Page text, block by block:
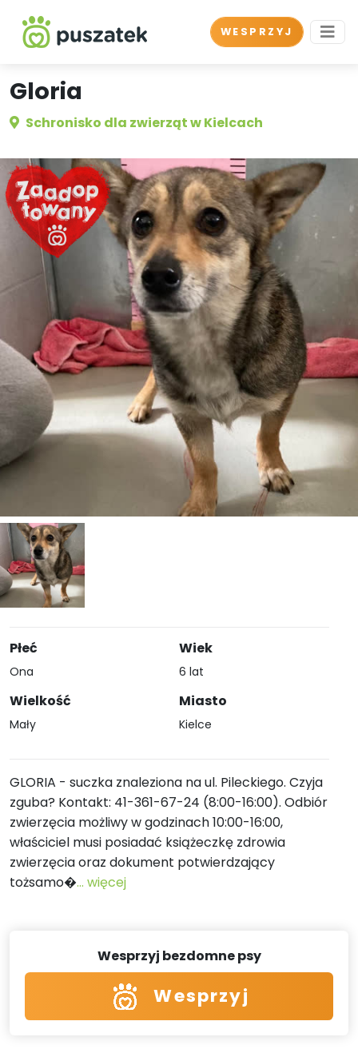
WESPRZYJ
Gloria
Schronisko dla zwierząt w Kielcach
Płeć
Ona
Wielkość
Mały
Wiek
6 lat
Miasto
Kielce
GLORIA - suczka znaleziona na ul. Pileckiego. Czyja
zguba? Kontakt: 41-361-67-24 (8:00-16:00). Odbiór
zwierzęcia możliwy w godzinach 10:00-16:00,
właściciel musi posiadać książeczkę zdrowia
zwierzęcia oraz dokument potwierdzający
tożsamo�... więcej
Wesprzyj bezdomne psy
Wesprzyj